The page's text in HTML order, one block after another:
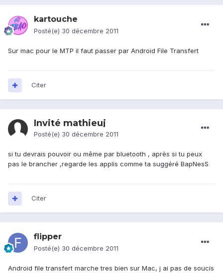
kartouche
Posté(e) 30 décembre 2011
Sur mac pour le MTP il faut passer par Android File Transfert
Citer
Invité mathieuj
Posté(e) 30 décembre 2011
si tu devrais pouvoir ou même par bluetooth , après si tu peux
pas le brancher ,regarde les applis comme ta suggéré BapNesS
Citer
flipper
Posté(e) 30 décembre 2011
Android file transfert marche tres bien sur Mac, j ai pas de soucis